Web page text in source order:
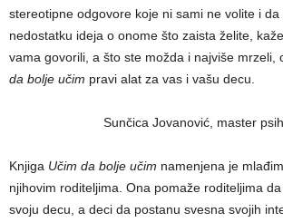
stereotipne odgovore koje ni sami ne volite i
nedostatku ideja o onome što zaista želite,
vama govorili, a što ste možda i najviše mrzeli,
da bolje učim pravi alat za vas i vašu decu.
Sunčica Jovanović, master
Knjiga Učim da bolje učim namenjena je
njihovim roditeljima. Ona pomaže roditeljima
svoju decu, a deci da postanu svesna svojih